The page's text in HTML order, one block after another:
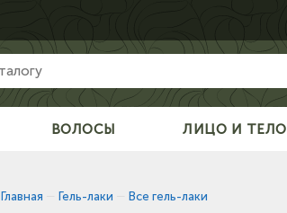
ВОЛОСЫ ЛИЦО И ТЕЛО
Главная Гель-лаки Все гель-лаки